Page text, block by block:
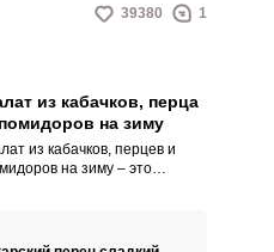
39380 1
из кабачков, перца
на зиму
из кабачков, перцев и
на зиму – это
время года. Этот